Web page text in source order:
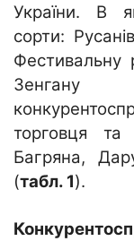
України. В
сорти:
Фестивальну
Зенгану
торговця
Багряна,
(табл. 1).